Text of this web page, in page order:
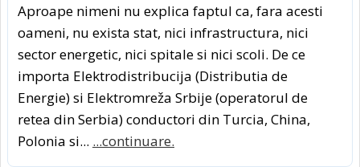
Aproape nimeni nu explica faptul ca, fara acesti
oameni, nu exista stat, nici infrastructura, nici
sector energetic, nici spitale si nici scoli. De ce
importa Elektrodistri­bucija (Distributia de
Energie) si Elek­tro­mreža Srbije (operatorul de
retea din Serbia) conductori din Turcia, China,
Polonia si... ...continuare.